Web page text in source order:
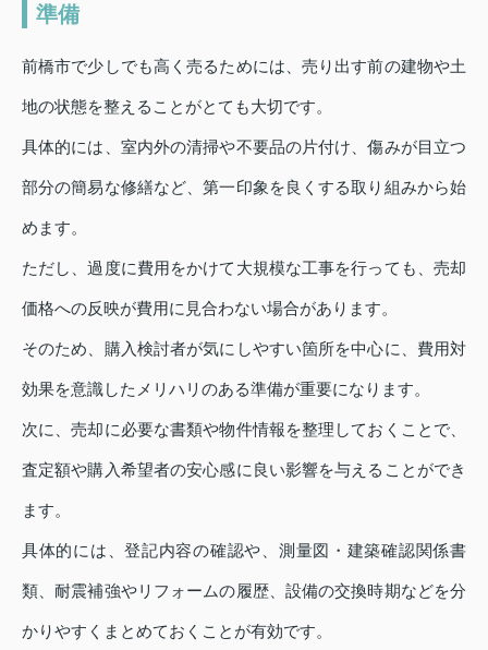
準備
前橋市で少しでも高く売るためには、売り出す前の建物や土
地の状態を整えることがとても大切です。
具体的には、室内外の清掃や不要品の片付け、傷みが目立つ
部分の簡易な修繕など、第一印象を良くする取り組みから始
めます。
ただし、過度に費用をかけて大規模な工事を行っても、売却
価格への反映が費用に見合わない場合があります。
そのため、購入検討者が気にしやすい箇所を中心に、費用対
効果を意識したメリハリのある準備が重要になります。
次に、売却に必要な書類や物件情報を整理しておくことで、
査定額や購入希望者の安心感に良い影響を与えることができ
ます。
具体的には、登記内容の確認や、測量図・建築確認関係書
類、耐震補強やリフォームの履歴、設備の交換時期などを分
かりやすくまとめておくことが有効です。